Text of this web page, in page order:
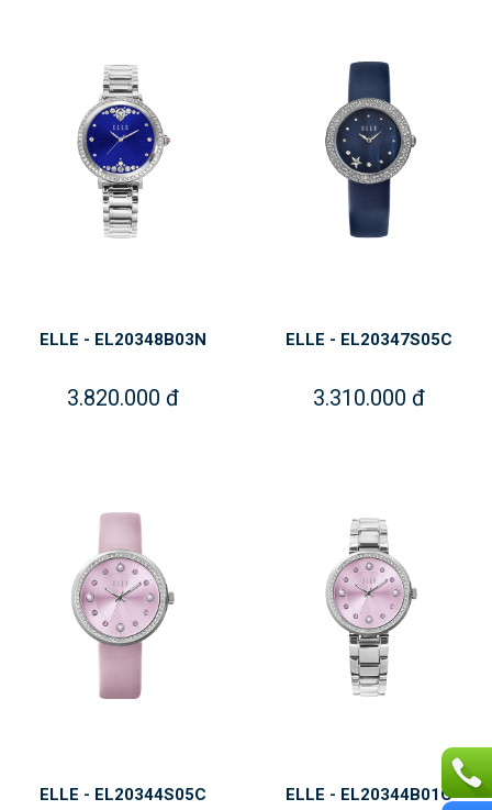
ELLE - EL20348B03N
3.820.000 đ
ELLE - EL20347S05C
3.310.000 đ
ELLE - EL20344S05C ELLE - EL20344B01C